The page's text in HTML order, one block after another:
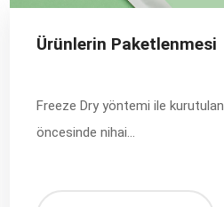
Ürünlerin Paketlenmesi
Freeze Dry yöntemi ile
öncesinde nihai...